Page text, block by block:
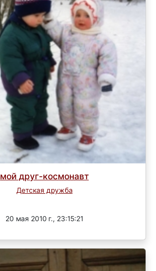
мой друг-космонавт
Детская дружба
20 мая 2010 г., 23:15:21